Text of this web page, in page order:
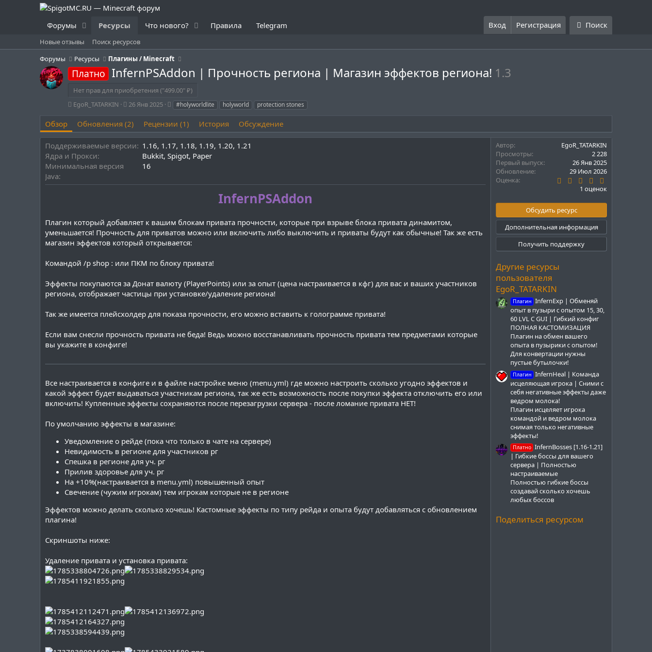
Форумы Ресурсы Что нового? Правила Telegram Вход Регистрация Поиск
Новые отзывы
Поиск ресурсов
Форумы
Ресурсы Плагины / Minecraft
Платно InfernPSAddon | Прочность региона | Магазин эффектов региона! 1.3
Нет прав для приобретения ("499.00" ₽)
А
о
р
EgoR_TATARKIN
Д
т
а
с
о
н
26 Янв 2025
Т
г
и
#holyworldlite holyworld protection stones
Обзор Обновления (2) Рецензии (1) История Обсуждение
Поддерживаемые версии 1.16 1.17 1.18 1.19 1.20 1.21
Ядра и Прокси
Bukkit Spigot Paper
Минимальная версия
Java
16
InfernPSAddon
Плагин который добавляет к вашим блокам привата прочности, которые при взрыве блока привата динамитом,
уменьшается! Прочность для приватов можно или включить либо выключить и приваты будут как обычные! Так же есть
магазин эффектов который открывается:
Командой /p shop : или ПКМ по блоку привата!
Эффекты покупаются за Донат валюту (PlayerPoints) или за опыт (цена настраивается в кфг) для вас и ваших участников
региона, отображает частицы при установке/удаление региона!
Так же имеется плейсхолдер для показа прочности, его можно вставить к голограмме привата!
Если вам снесли прочность привата не беда! Ведь можно восстанавливать прочность привата тем предметами которые
вы укажите в конфиге!
Все настраивается в конфиге и в файле настройке меню (menu.yml) где можно настроить сколько угодно эффектов и
какой эффект будет выдаваться участникам региона, так же есть возможность после покупки эффекта отключить его или
включить! Купленные эффекты сохраняются после перезагрузки сервера - после ломание привата НЕТ!
По умолчанию эффекты в магазине:
Уведомление о рейде (пока что только в чате на сервере)
Невидимость в регионе для участников рг
Спешка в регионе для уч. рг
Прилив здоровье для уч. рг
На +10%(настраивается в menu.yml) повышенный опыт
Свечение (чужим игрокам) тем игрокам которые не в регионе
Эффектов можно делать сколько хочешь! Кастомные эффекты по типу рейда и опыта будут добавляться с обновлением
плагина!
Скриншоты ниже:
Удаление привата и установка привата:
Автор
EgoR_TATARKIN
Просмотры
2 228
Первый выпуск
26 Янв 2025
Обновление
29 Июл 2026
Оценка
0
0
в
ё
з
д
1 оценок
Обсудить ресурс
Дополнительная информация
Получить поддержку
Другие ресурсы
пользователя
EgoR_TATARKIN
Плагин InfernExp | Обменяй
опыт в пузыри с опытом 15, 30,
60 LVL С GUI | Гибкий конфиг
ПОЛНАЯ КАСТОМИЗАЦИЯ
Плагин на обмен вашего
опыта в пузырики с опытом!
Для конвертации нужны
пустые бутылочки!
Плагин InfernHeal | Команда
исцеляющая игрока | Сними с
себя негативные эффекты даже
ведром молока!
Плагин исцеляет игрока
командой и ведром молока
снимая только негативные
эффекты!
Платно InfernBosses [1.16-1.21]
| Гибкие боссы для вашего
сервера | Полностью
настраиваемые
Полностью гибкие боссы
создавай сколько хочешь
любых боссов
Поделиться ресурсом